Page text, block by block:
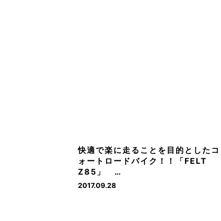
快適で楽に走ることを目的とした
ォートロードバイク！！「FELT
Z85」 …
2017.09.28